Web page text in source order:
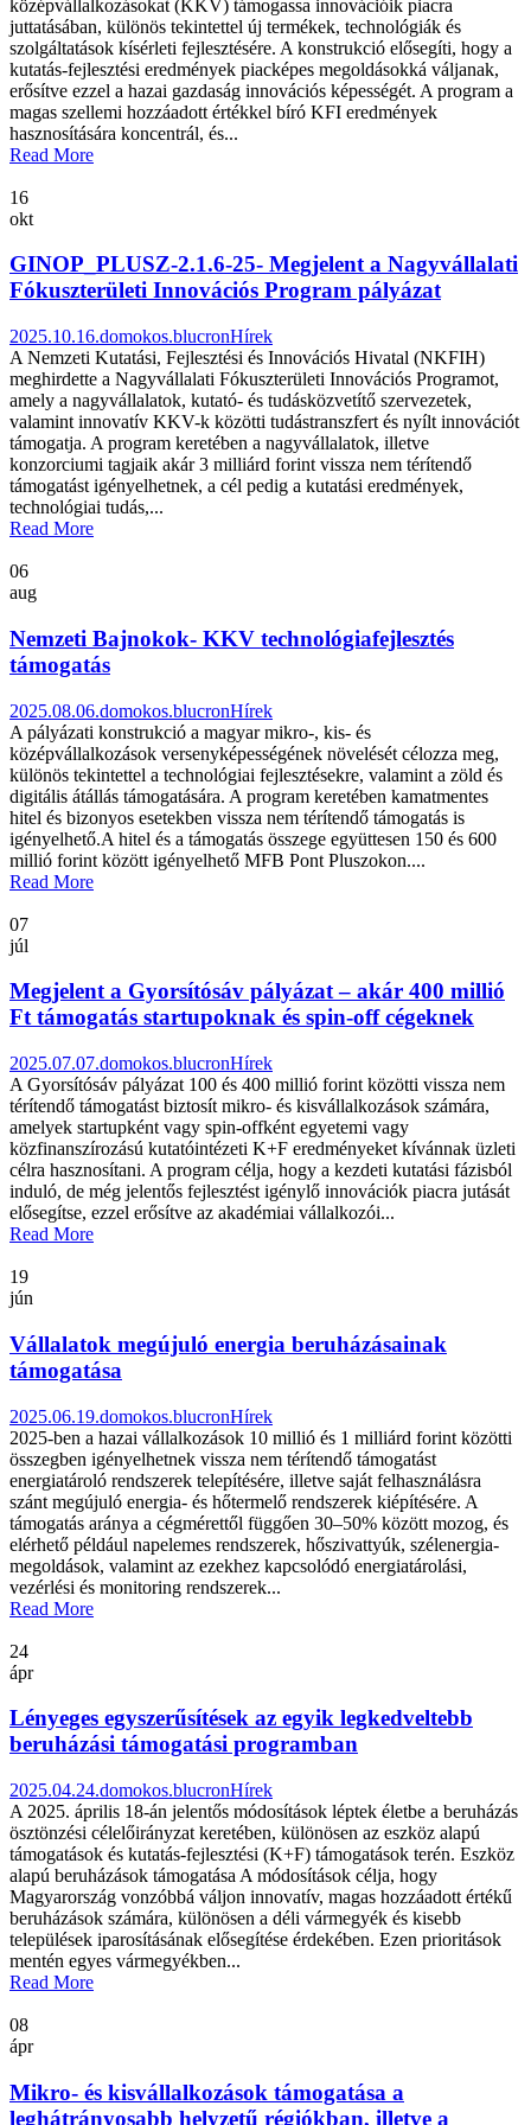
középvállalkozásokat (KKV) támogassa innovációik piacra
juttatásában, különös tekintettel új termékek, technológiák és
szolgáltatások kísérleti fejlesztésére. A konstrukció elősegíti, hogy a
kutatás-fejlesztési eredmények piacképes megoldásokká váljanak,
erősítve ezzel a hazai gazdaság innovációs képességét. A program a
magas szellemi hozzáadott értékkel bíró KFI eredmények
hasznosítására koncentrál, és...
Read More
16
okt
GINOP_PLUSZ-2.1.6-25- Megjelent a Nagyvállalati
Fókuszterületi Innovációs Program pályázat
2025.10.16.domokos.blucronHírek
A Nemzeti Kutatási, Fejlesztési és Innovációs Hivatal (NKFIH)
meghirdette a Nagyvállalati Fókuszterületi Innovációs Programot,
amely a nagyvállalatok, kutató- és tudásközvetítő szervezetek,
valamint innovatív KKV-k közötti tudástranszfert és nyílt innovációt
támogatja. A program keretében a nagyvállalatok, illetve
konzorciumi tagjaik akár 3 milliárd forint vissza nem térítendő
támogatást igényelhetnek, a cél pedig a kutatási eredmények,
technológiai tudás,...
Read More
06
aug
Nemzeti Bajnokok- KKV technológiafejlesztés
támogatás
2025.08.06.domokos.blucronHírek
A pályázati konstrukció a magyar mikro-, kis- és
középvállalkozások versenyképességének növelését célozza meg,
különös tekintettel a technológiai fejlesztésekre, valamint a zöld és
digitális átállás támogatására. A program keretében kamatmentes
hitel és bizonyos esetekben vissza nem térítendő támogatás is
igényelhető.A hitel és a támogatás összege együttesen 150 és 600
millió forint között igényelhető MFB Pont Pluszokon....
Read More
07
júl
Megjelent a Gyorsítósáv pályázat – akár 400 millió
Ft támogatás startupoknak és spin-off cégeknek
2025.07.07.domokos.blucronHírek
A Gyorsítósáv pályázat 100 és 400 millió forint közötti vissza nem
térítendő támogatást biztosít mikro- és kisvállalkozások számára,
amelyek startupként vagy spin-offként egyetemi vagy
közfinanszírozású kutatóintézeti K+F eredményeket kívánnak üzleti
célra hasznosítani. A program célja, hogy a kezdeti kutatási fázisból
induló, de még jelentős fejlesztést igénylő innovációk piacra jutását
elősegítse, ezzel erősítve az akadémiai vállalkozói...
Read More
19
jún
Vállalatok megújuló energia beruházásainak
támogatása
2025.06.19.domokos.blucronHírek
2025-ben a hazai vállalkozások 10 millió és 1 milliárd forint közötti
összegben igényelhetnek vissza nem térítendő támogatást
energiatároló rendszerek telepítésére, illetve saját felhasználásra
szánt megújuló energia- és hőtermelő rendszerek kiépítésére. A
támogatás aránya a cégmérettől függően 30–50% között mozog, és
elérhető például napelemes rendszerek, hőszivattyúk, szélenergia-
megoldások, valamint az ezekhez kapcsolódó energiatárolási,
vezérlési és monitoring rendszerek...
Read More
24
ápr
Lényeges egyszerűsítések az egyik legkedveltebb
beruházási támogatási programban
2025.04.24.domokos.blucronHírek
A 2025. április 18-án jelentős módosítások léptek életbe a beruházás
ösztönzési célelőirányzat keretében, különösen az eszköz alapú
támogatások és kutatás-fejlesztési (K+F) támogatások terén. Eszköz
alapú beruházások támogatása A módosítások célja, hogy
Magyarország vonzóbbá váljon innovatív, magas hozzáadott értékű
beruházások számára, különösen a déli vármegyék és kisebb
települések iparosításának elősegítése érdekében. Ezen prioritások
mentén egyes vármegyékben...
Read More
08
ápr
Mikro- és kisvállalkozások támogatása a
leghátrányosabb helyzetű régiókban, illetve a